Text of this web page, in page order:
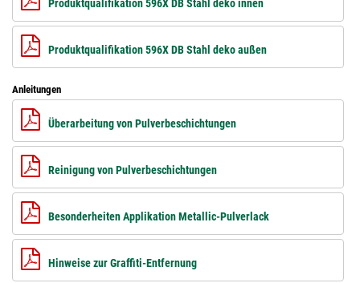
Produktqualifikation 596X DB Stahl deko innen
Produktqualifikation 596X DB Stahl deko außen
Anleitungen
Überarbeitung von Pulverbeschichtungen
Reinigung von Pulverbeschichtungen
Besonderheiten Applikation Metallic-Pulverlack
Hinweise zur Graffiti-Entfernung